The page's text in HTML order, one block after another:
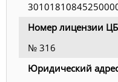
Номер лицензии
№ 316
Юридический